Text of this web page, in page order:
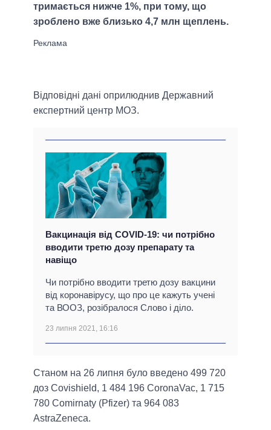
тримається нижче 1%, при тому, що
зроблено вже близько 4,7 млн ​​щеплень.
Відповідні дані оприлюднив Державний
експертний центр МОЗ.
Вакцинація від COVID-19: чи потрібно
вводити третю дозу препарату та
навіщо
Чи потрібно вводити третю дозу вакцини
від коронавірусу, що про це кажуть учені
та ВООЗ, розібралося Слово і діло.
23 липня 2021, 16:16
Станом на 26 липня було введено 499 720
доз Covishield, 1 484 196 CoronaVac, 1 715
780 Comirnaty (Pfizer) та 964 083
AstraZeneca.